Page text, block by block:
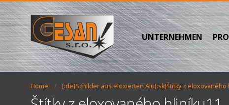
UNTERNEHMEN
Home [:de]Schilder aus eloxierten Alu[:sk]Štítky z eloxovaného